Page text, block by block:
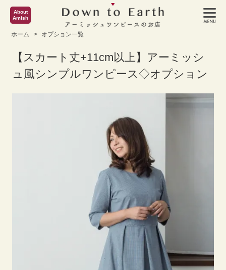
About
Amish
ホーム > オプション一覧
【スカート丈+11cm以上】アーミッシ
ュ風シンプルワンピース◇オプション